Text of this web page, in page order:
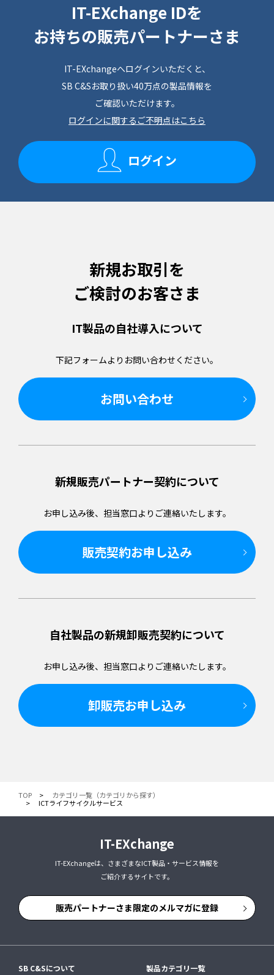
IT-EXchange IDを
お持ちの販売パートナーさま
IT-EXchangeへログインいただくと、
SB C&Sお取り扱い40万点の製品情報を
ご確認いただけます。
ログインに関するご不明点はこちら
ログイン
新規お取引を
ご検討のお客さま
IT製品の自社導入について
下記フォームより お問い合わせください。
お問い合わせ
新規販売パートナー契約について
お申し込み後、担当窓口より ご連絡いたします。
販売契約お申し込み
自社製品の新規卸販売契約について
お申し込み後、担当窓口より ご連絡いたします。
卸販売お申し込み
TOP
カテゴリ一覧（カテゴリから探す）
ICTライフサイクルサービス
IT-EXchange
IT-EXchangeは、さまざまなICT製品・サービス情報を
ご紹介するサイトです。
販売パートナーさま限定のメルマガに登録
SB C&Sについて 製品カテゴリ一覧